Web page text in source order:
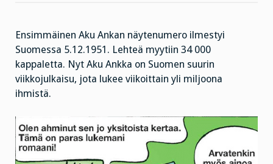
Ensimmäinen Aku Ankan näytenumero ilmestyi
Suomessa 5.12.1951. Lehteä myytiin 34 000
kappaletta. Nyt Aku Ankka on Suomen suurin
viikkojulkaisu, jota lukee viikoittain yli miljoona
ihmistä.